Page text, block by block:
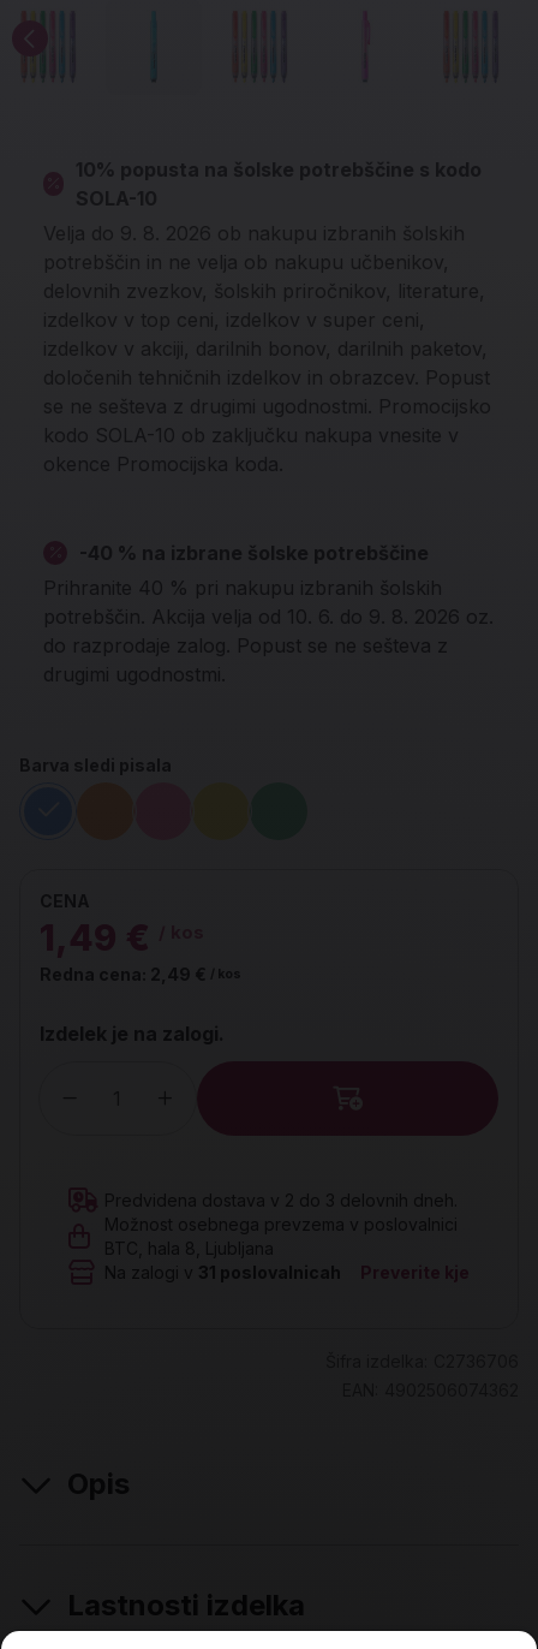
10% popusta na šolske potrebščine s kodo
SOLA-10
Velja do 9. 8. 2026 ob nakupu izbranih šolskih
potrebščin in ne velja ob nakupu učbenikov,
delovnih zvezkov, šolskih priročnikov, literature,
izdelkov v top ceni, izdelkov v super ceni,
izdelkov v akciji, darilnih bonov, darilnih paketov,
določenih tehničnih izdelkov in obrazcev. Popust
se ne sešteva z drugimi ugodnostmi. Promocijsko
kodo SOLA-10 ob zaključku nakupa vnesite v
okence Promocijska koda.
-40 % na izbrane šolske potrebščine
Prihranite 40 % pri nakupu izbranih šolskih
potrebščin. Akcija velja od 10. 6. do 9. 8. 2026 oz.
do razprodaje zalog. Popust se ne sešteva z
drugimi ugodnostmi.
Barva sledi pisala
CENA
1,49 €
Redna cena: 2,49 € / kos
Izdelek je na zalogi.
Predvidena dostava v 2 do 3 delovnih dneh.
Možnost osebnega prevzema v poslovalnici
BTC, hala 8, Ljubljana
Na zalogi v 31 poslovalnicah Preverite kje
Opis
Lastnosti izdelka